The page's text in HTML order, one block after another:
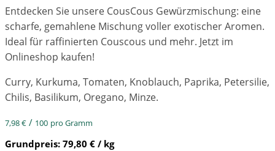
Entdecken Sie unsere CousCous Gewürzmischung: eine
scharfe, gemahlene Mischung voller exotischer Aromen.
Ideal für raffinierten Couscous und mehr. Jetzt im
Onlineshop kaufen!
Curry, Kurkuma, Tomaten, Knoblauch, Paprika, Petersilie,
Chilis, Basilikum, Oregano, Minze.
7,98€ / 100 pro Gramm
Grundpreis: 79,80 € / kg